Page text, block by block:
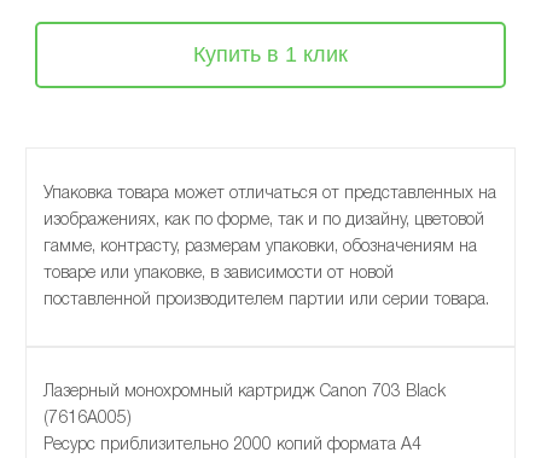
Купить в 1 клик
Упаковка товара может отличаться от представленных на
изображениях, как по форме, так и по дизайну, цветовой
гамме, контрасту, размерам упаковки, обозначениям на
товаре или упаковке, в зависимости от новой
поставленной производителем партии или серии товара.
Лазерный монохромный картридж Canon 703 Black
(7616A005)
Ресурс приблизительно 2000 копий формата А4